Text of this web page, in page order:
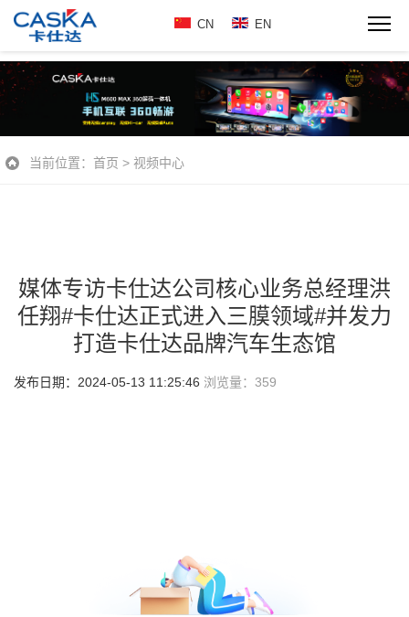
CN EN
当前位置： 首页 > 视频中心
媒体专访卡仕达公司核心业务总经理洪
任翔#卡仕达正式进入三膜领域#并发力
打造卡仕达品牌汽车生态馆
发布日期：2024-05-13 11:25:46 浏览量： 359